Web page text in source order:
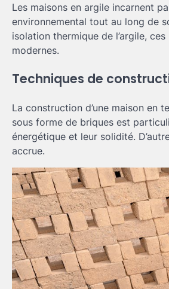
Les maisons en argile incarnent
environnemental tout au long de
isolation thermique de l’argile,
modernes.
Techniques de
La construction d’une maison en
sous forme de briques est
énergétique et leur solidité.
accrue.